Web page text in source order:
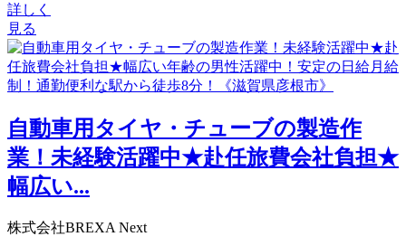
詳しく
見る
自動車用タイヤ・チューブの製造作
業！未経験活躍中★赴任旅費会社負担★
幅広い...
株式会社BREXA Next